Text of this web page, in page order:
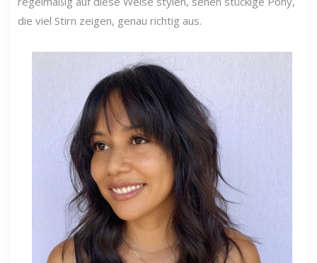
die viel Stirn zeigen, genau richtig aus.